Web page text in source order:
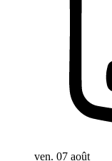
ven. 07 août